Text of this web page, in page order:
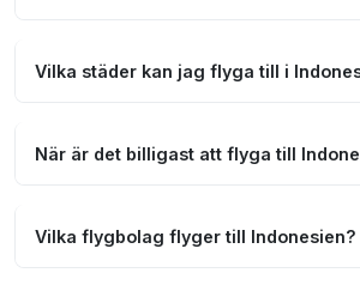
Vilka städer kan jag flyga till i
När är det billigast att flyga till
Vilka flygbolag flyger till Indonesien?